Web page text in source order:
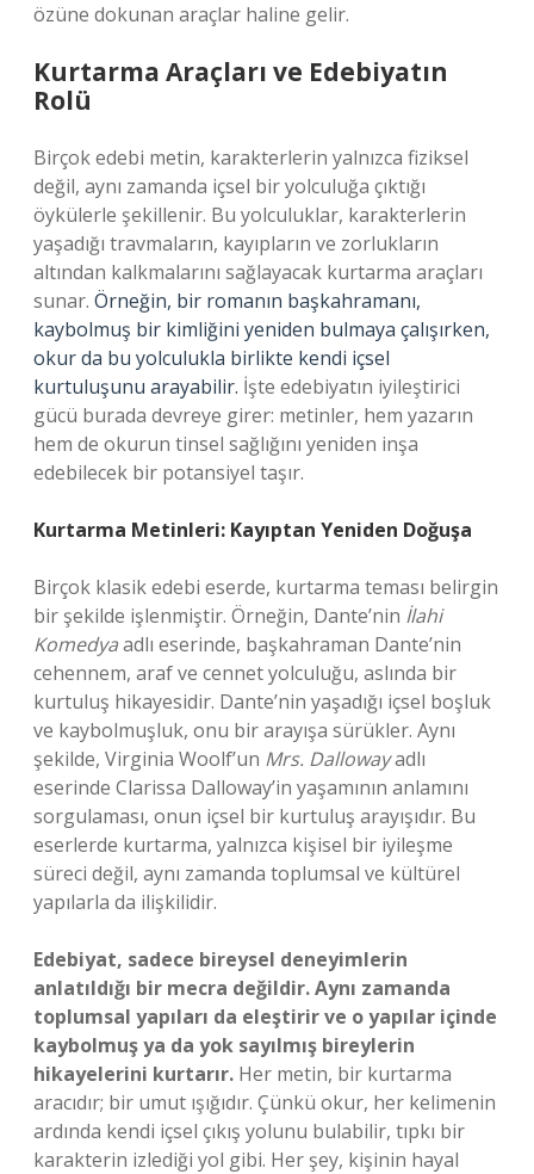
özüne dokunan araçlar haline gelir.
Kurtarma Araçları ve Edebiyatın
Rolü
Birçok edebi metin, karakterlerin yalnızca fiziksel
değil, aynı zamanda içsel bir yolculuğa çıktığı
öykülerle şekillenir. Bu yolculuklar, karakterlerin
yaşadığı travmaların, kayıpların ve zorlukların
altından kalkmalarını sağlayacak kurtarma araçları
sunar. Örneğin, bir romanın başkahramanı,
kaybolmuş bir kimliğini yeniden bulmaya çalışırken,
okur da bu yolculukla birlikte kendi içsel
kurtuluşunu arayabilir. İşte edebiyatın iyileştirici
gücü burada devreye girer: metinler, hem yazarın
hem de okurun tinsel sağlığını yeniden inşa
edebilecek bir potansiyel taşır.
Kurtarma Metinleri: Kayıptan Yeniden Doğuşa
Birçok klasik edebi eserde, kurtarma teması belirgin
bir şekilde işlenmiştir. Örneğin, Dante’nin İlahi
Komedyaadlı eserinde, başkahraman Dante’nin
cehennem, araf ve cennet yolculuğu, aslında bir
kurtuluş hikayesidir. Dante’nin yaşadığı içsel boşluk
ve kaybolmuşluk, onu bir arayışa sürükler. Aynı
şekilde, Virginia Woolf’un Mrs. Dallowayadlı
eserinde Clarissa Dalloway’in yaşamının anlamını
sorgulaması, onun içsel bir kurtuluş arayışıdır. Bu
eserlerde kurtarma, yalnızca kişisel bir iyileşme
süreci değil, aynı zamanda toplumsal ve kültürel
yapılarla da ilişkilidir.
Edebiyat, sadece bireysel deneyimlerin
anlatıldığı bir mecra değildir. Aynı zamanda
toplumsal yapıları da eleştirir ve o yapılar içinde
kaybolmuş ya da yok sayılmış bireylerin
hikayelerini kurtarır. Her metin, bir kurtarma
aracıdır; bir umut ışığıdır. Çünkü okur, her kelimenin
ardında kendi içsel çıkış yolunu bulabilir, tıpkı bir
karakterin izlediği yol gibi. Her şey, kişinin hayal